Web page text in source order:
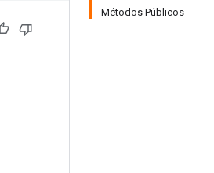
Métodos Públicos